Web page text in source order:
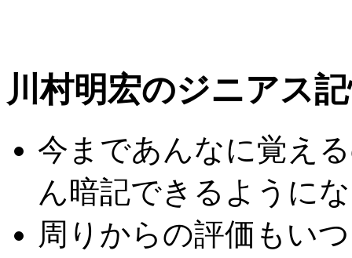
川村明宏のジニアス
今まであんなに覚え
ん暗記できるように
周りからの評価もい